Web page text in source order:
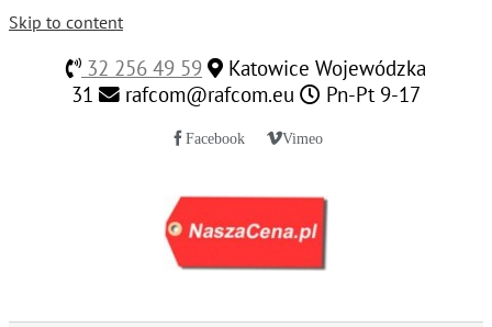
Skip to content
32 256 49 59
Katowice Wojewódzka
31
rafcom@rafcom.eu Pn-Pt 9-17
Facebook Vimeo